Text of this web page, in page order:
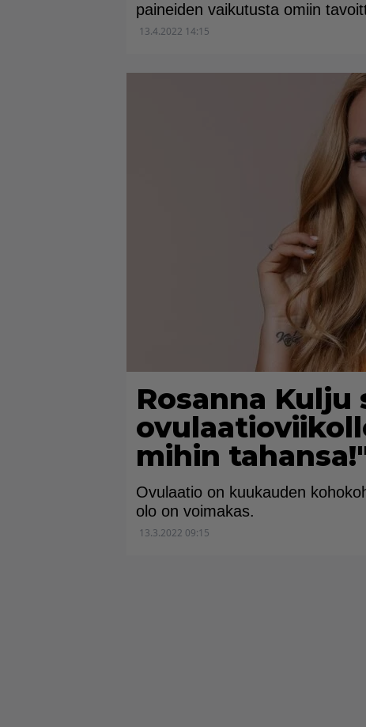
paineiden vaikutusta omiin
13.4.2022 14:15
Rosanna
mihin
Ovulaatio on kuukauden
olo on voimakas.
13.3.2022 09:15